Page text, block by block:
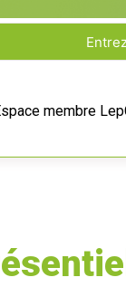
membre